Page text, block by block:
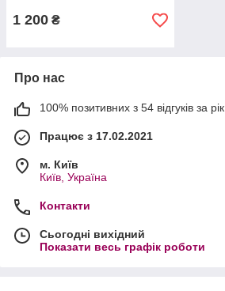
1 200 ₴
Про нас
100% позитивних з 54 відгуків за рік
Працює з 17.02.2021
м. Київ
Київ, Україна
Контакти
Сьогодні вихідний
Показати весь графік роботи